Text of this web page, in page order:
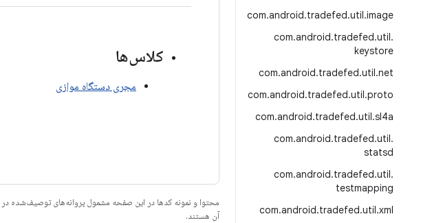
com.android.tradefed.util.image
com.android.tradefed.util.
keystore
com.android.tradefed.util.net
com.android.tradefed.util.proto
com.android.tradefed.util.sl4a
com.android.tradefed.util.
statsd
com.android.tradefed.util.
testmapping
com.android.tradefed.util.xml
کلاس‌ها
مجری دستگاه موازی
محتوا و نمونه کدها در این صفحه مشمول پروانه‌های توصیف‌شده در
آن هستند.